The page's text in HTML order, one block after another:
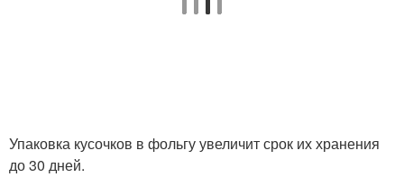
Упаковка кусочков в фольгу увеличит срок их хранения
до 30 дней.